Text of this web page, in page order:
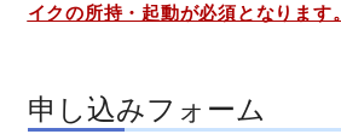
イクの所持・起動が必須となります。
申し込みフォーム